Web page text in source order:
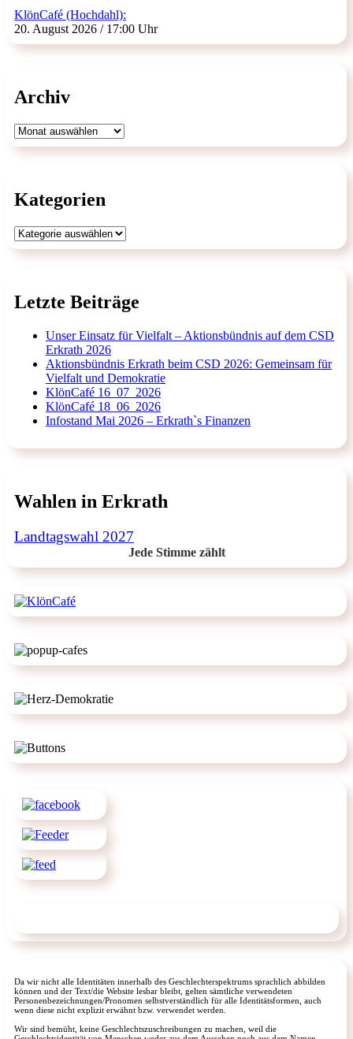
KlönCafé (Hochdahl):
20. August 2026 / 17:00 Uhr
Archiv
Archiv
Kategorien
Kategorien
Letzte Beiträge
Unser Einsatz für Vielfalt – Aktionsbündnis auf dem CSD
Erkrath 2026
Aktionsbündnis Erkrath beim CSD 2026: Gemeinsam für
Vielfalt und Demokratie
KlönCafé 16_07_2026
KlönCafé 18_06_2026
Infostand Mai 2026 – Erkrath`s Finanzen
Wahlen in Erkrath
Landtagswahl 2027
Jede Stimme zählt
Da wir nicht alle Identitäten innerhalb des Geschlechterspektrums sprachlich abbilden
können und der Text/die Website lesbar bleibt, gelten sämtliche verwendeten
Personenbezeichnungen/Pronomen selbstverständlich für alle Identitätsformen, auch
wenn diese nicht explizit erwähnt bzw. verwendet werden.
Wir sind bemüht, keine Geschlechtszuschreibungen zu machen, weil die